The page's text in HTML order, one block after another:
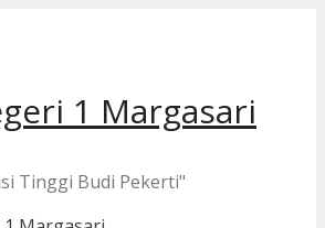
1 Margasari
Tinggi Budi Pekerti"